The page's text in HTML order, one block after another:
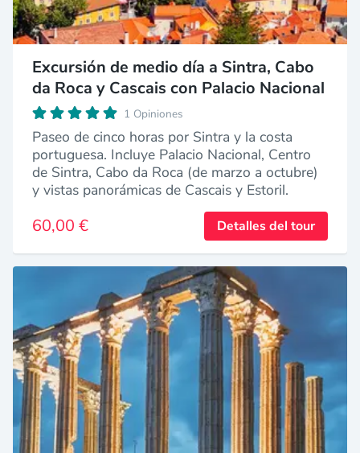
Excursión de medio día a Sintra, Cabo
da Roca y Cascais con Palacio Nacional
1 Opiniones
Paseo de cinco horas por Sintra y la costa
portuguesa. Incluye Palacio Nacional, Centro
de Sintra, Cabo da Roca (de marzo a octubre)
y vistas panorámicas de Cascais y Estoril.
60,00 € Detalles del tour